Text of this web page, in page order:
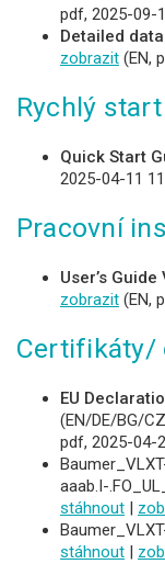
pdf, 2025-09-
Detailed
zobrazit (EN,
Rychlý start
Quick Start
2025-04-11
Pracovní
User’s Guide
zobrazit (EN,
Certifikáty/
EU
(EN/DE/BG/
pdf, 2025-04-
aaab.I-
stáhnout |
stáhnout |